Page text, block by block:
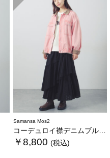
Samansa Mos2
コーデュロイ襟デニムブルゾン
￥8,800 (税込)